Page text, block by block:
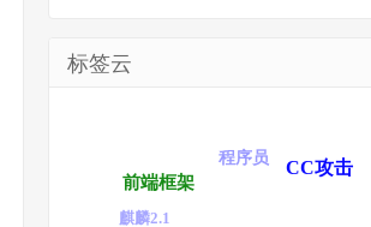
标签云
麒麟2.1
前端框架
程序员 CC攻击